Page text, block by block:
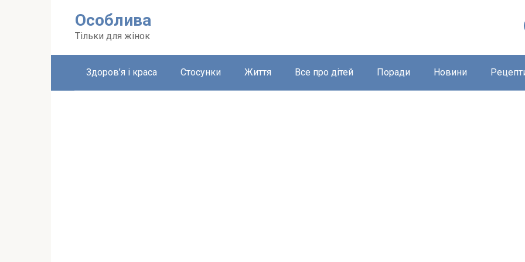
Особлива
Тільки для жінок
Здоров’я і краса Стосунки Життя Все про дітей Поради Новини